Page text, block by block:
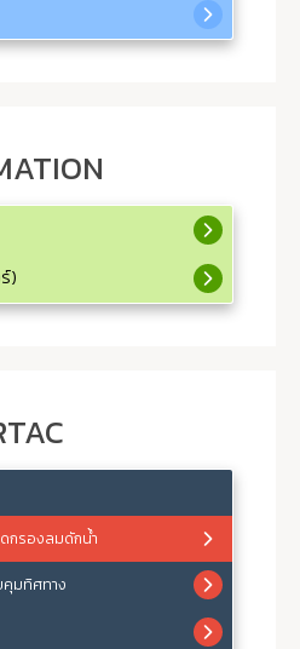
)
รองลมดักน้ำ
มทิศทาง